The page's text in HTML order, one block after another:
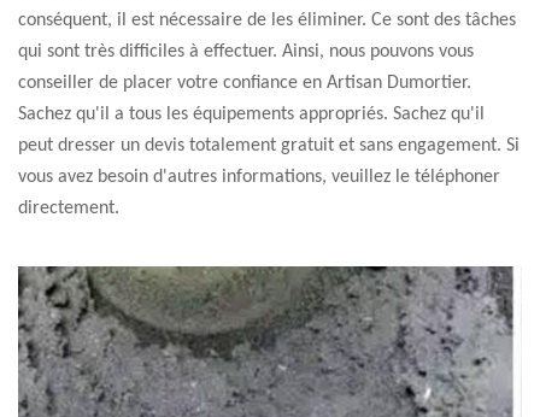
conséquent, il est nécessaire de les éliminer. Ce sont des tâches
qui sont très difficiles à effectuer. Ainsi, nous pouvons vous
conseiller de placer votre confiance en Artisan Dumortier.
Sachez qu'il a tous les équipements appropriés. Sachez qu'il
peut dresser un devis totalement gratuit et sans engagement. Si
vous avez besoin d'autres informations, veuillez le téléphoner
directement.